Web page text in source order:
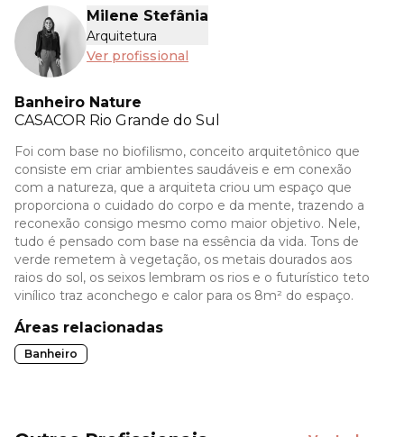
Milene Stefânia
Arquitetura
Ver profissional
Banheiro Nature
CASACOR Rio Grande do Sul
Foi com base no biofilismo, conceito arquitetônico que
consiste em criar ambientes saudáveis e em conexão
com a natureza, que a arquiteta criou um espaço que
proporciona o cuidado do corpo e da mente, trazendo a
reconexão consigo mesmo como maior objetivo. Nele,
tudo é pensado com base na essência da vida. Tons de
verde remetem à vegetação, os metais dourados aos
raios do sol, os seixos lembram os rios e o futurístico teto
vinílico traz aconchego e calor para os 8m² do espaço.
Áreas relacionadas
Banheiro